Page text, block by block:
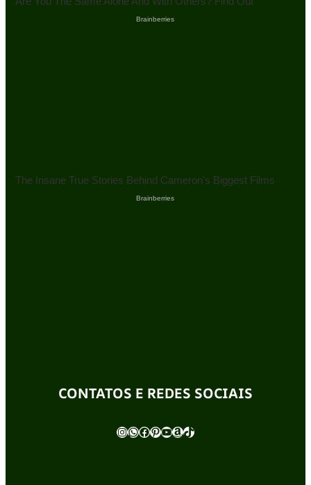
CONTATOS E REDES SOCIAIS
InstagramWhatsApp Facebook Pinterest Youtube Amazon TikTok